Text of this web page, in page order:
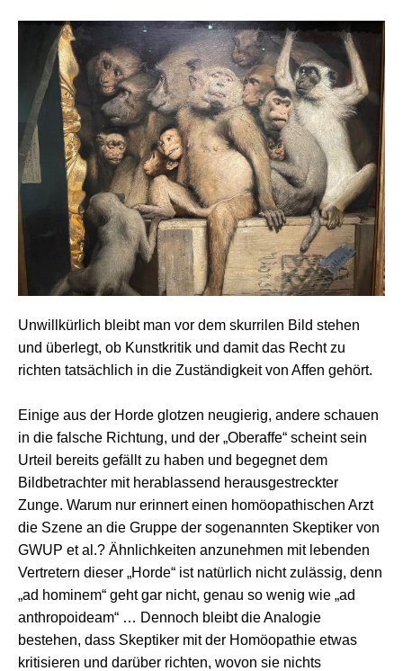
Unwillkürlich bleibt man vor dem skurrilen Bild stehen
und überlegt, ob Kunstkritik und damit das Recht zu
richten tatsächlich in die Zuständigkeit von Affen gehört.
Einige aus der Horde glotzen neugierig, andere schauen
in die falsche Richtung, und der „Oberaffe“ scheint sein
Urteil bereits gefällt zu haben und begegnet dem
Bildbetrachter mit herablassend herausgestreckter
Zunge. Warum nur erinnert einen homöopathischen Arzt
die Szene an die Gruppe der sogenannten Skeptiker von
GWUP et al.? Ähnlichkeiten anzunehmen mit lebenden
Vertretern dieser „Horde“ ist natürlich nicht zulässig, denn
„ad hominem“ geht gar nicht, genau so wenig wie „ad
anthropoideam“ … Dennoch bleibt die Analogie
bestehen, dass Skeptiker mit der Homöopathie etwas
kritisieren und darüber richten, wovon sie nichts